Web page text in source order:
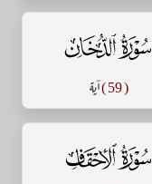
سورة الدخان
( 59 ) آية
سورة الأحقاف